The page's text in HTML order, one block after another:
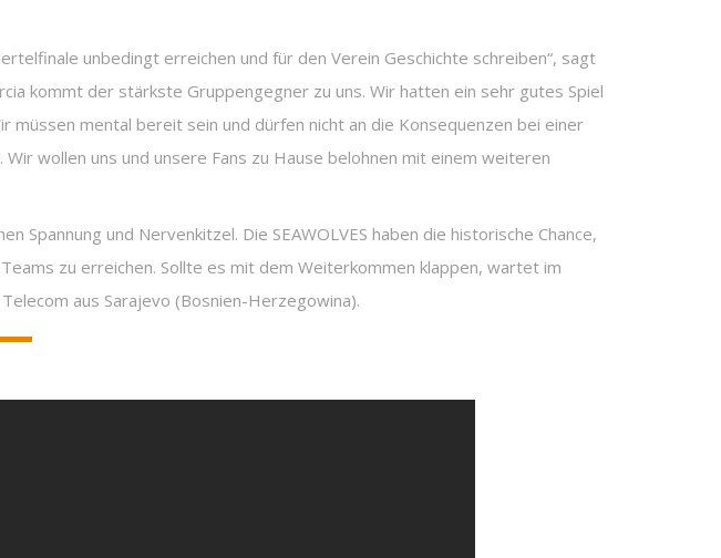
unbedingt erreichen und für den Verein Geschichte schreiben“, sagt
kommt der stärkste Gruppengegner zu uns. Wir hatten ein sehr gutes Spiel
müssen mental bereit sein und dürfen nicht an die Konsequenzen bei einer
wollen uns und unsere Fans zu Hause belohnen mit einem weiteren
und Nervenkitzel. Die SEAWOLVES haben die historische Chance,
zu erreichen. Sollte es mit dem Weiterkommen klappen, wartet im
aus Sarajevo (Bosnien-Herzegowina).